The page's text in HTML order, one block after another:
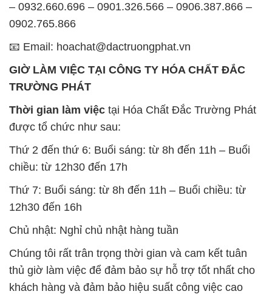
– 0932.660.696 – 0901.326.566 – 0906.387.866 –
0902.765.866
📧 Email: hoachat@dactruongphat.vn
GIỜ LÀM VIỆC TẠI CÔNG TY HÓA CHẤT ĐẮC
TRƯỜNG PHÁT
Thời gian làm việc tại Hóa Chất Đắc Trường Phát
được tổ chức như sau:
Thứ 2 đến thứ 6: Buổi sáng: từ 8h đến 11h – Buổi
chiều: từ 12h30 đến 17h
Thứ 7: Buổi sáng: từ 8h đến 11h – Buổi chiều: từ
12h30 đến 16h
Chủ nhật: Nghỉ chủ nhật hàng tuần
Chúng tôi rất trân trọng thời gian và cam kết tuân
thủ giờ làm việc để đảm bảo sự hỗ trợ tốt nhất cho
khách hàng và đảm bảo hiệu suất công việc cao